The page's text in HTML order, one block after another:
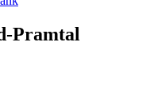
Pramtal